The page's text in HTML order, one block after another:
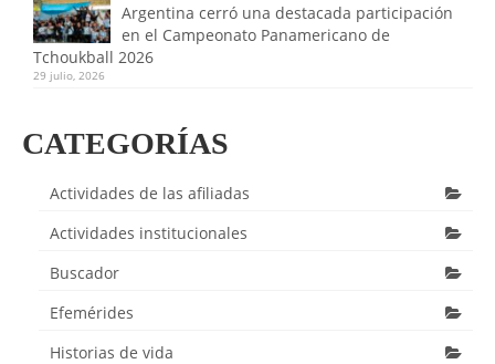
Argentina cerró una destacada participación
en el Campeonato Panamericano de
Tchoukball 2026
29 julio, 2026
CATEGORÍAS
Actividades de las afiliadas
Actividades institucionales
Buscador
Efemérides
Historias de vida